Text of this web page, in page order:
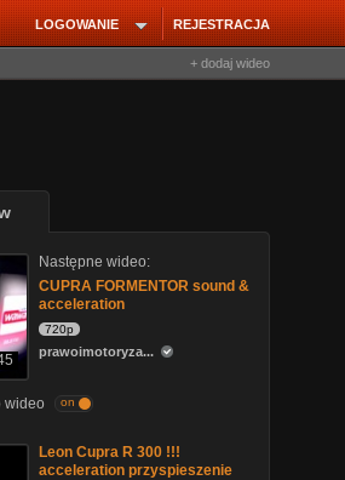
REJESTRACJA
LOGOWANIE
+ dodaj wideo
Następne wideo:
CUPRA FORMENTOR sound &
acceleration
720p
prawoimotoryza...
wideo on
Leon Cupra R 300 !!!
acceleration przyspieszenie